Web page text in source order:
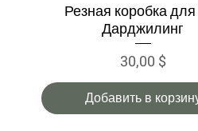
Быстрый просмотр
Резная коробка
Дарджилинг
Цена
30,00 $
Добавить в